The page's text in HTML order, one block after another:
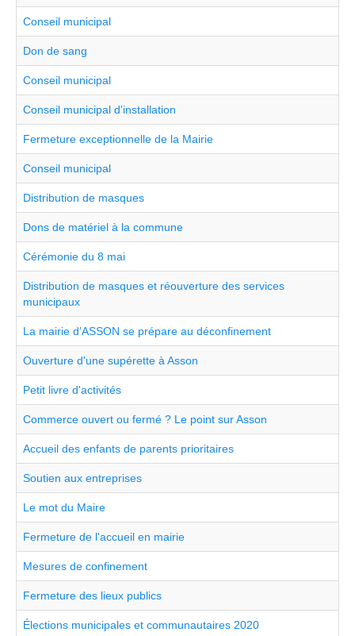
Conseil municipal
Don de sang
Conseil municipal
Conseil municipal d'installation
Fermeture exceptionnelle de la Mairie
Conseil municipal
Distribution de masques
Dons de matériel à la commune
Cérémonie du 8 mai
Distribution de masques et réouverture des services
municipaux
La mairie d’ASSON se prépare au déconfinement
Ouverture d'une supérette à Asson
Petit livre d'activités
Commerce ouvert ou fermé ? Le point sur Asson
Accueil des enfants de parents prioritaires
Soutien aux entreprises
Le mot du Maire
Fermeture de l'accueil en mairie
Mesures de confinement
Fermeture des lieux publics
Élections municipales et communautaires 2020